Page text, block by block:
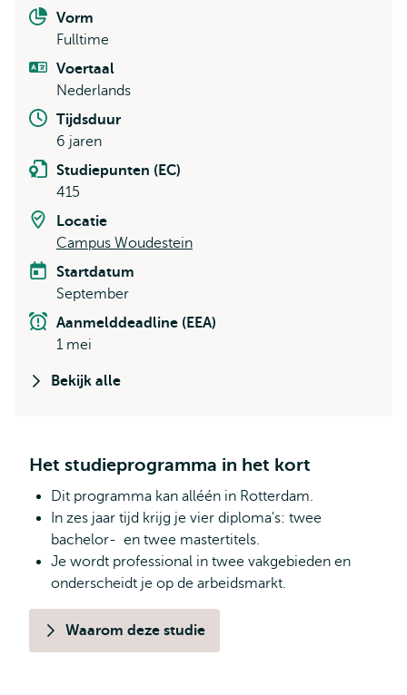
Vorm
Fulltime
Voertaal
Nederlands
Tijdsduur
6 jaren
Studiepunten (EC)
415
Locatie
Campus Woudestein
Startdatum
September
Aanmelddeadline (EEA)
1 mei
Bekijk alle
Het studieprogramma in het kort
Dit programma kan alléén in Rotterdam.
In zes jaar tijd krijg je vier diploma's: twee
bachelor- en twee mastertitels.
Je wordt professional in twee vakgebieden en
onderscheidt je op de arbeidsmarkt.
Waarom deze studie